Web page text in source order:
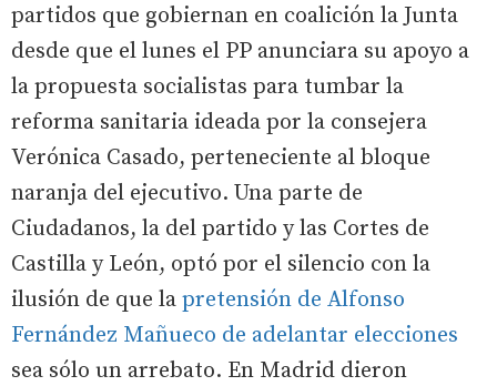
partidos que gobiernan en coalición la Junta
desde que el lunes el PP anunciara su apoyo a
la propuesta socialistas para tumbar la
reforma sanitaria ideada por la consejera
Verónica Casado, perteneciente al bloque
naranja del ejecutivo. Una parte de
Ciudadanos, la del partido y las Cortes de
Castilla y León, optó por el silencio con la
ilusión de que la pretensión de Alfonso
Fernández Mañueco de adelantar elecciones
sea sólo un arrebato. En Madrid dieron